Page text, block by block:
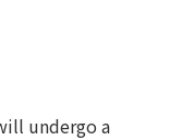
undergo a